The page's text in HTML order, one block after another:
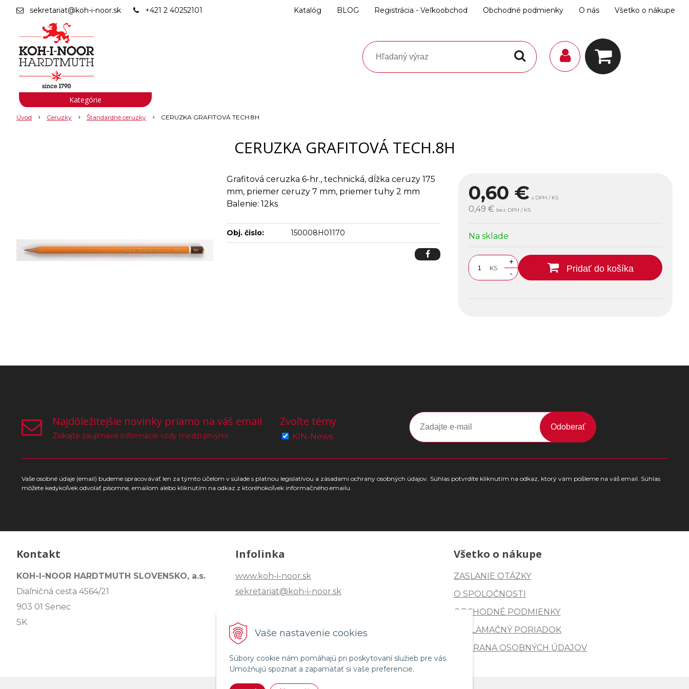
Vaše nastavenie cookies
Súbory cookie nám pomáhajú pri poskytovaní služieb pre vás.
Umožňujú spoznať a zapamätať si vaše preferencie.
sekretariat@koh-i-noor.sk +421 2 40252101 Katalóg BLOG Registrácia - Veľkoobchod Obchodné podmienky O nás Všetko o nákupe
Úvod Ceruzky Štandardné ceruzky CERUZKA GRAFITOVÁ TECH.8H
CERUZKA GRAFITOVÁ TECH.8H
0,60 € s DPH / KS
0,49 € bez DPH / KS
Na sklade
KS
+
-
Pridať do košíka
Grafitová ceruzka 6-hr., technická, dĺžka ceruzy 175
mm, priemer ceruzy 7 mm, priemer tuhy 2 mm
Balenie: 12ks
Obj. čislo: 150008H01170
Kategórie
Najdôležitejšie novinky priamo na váš email
Získajte zaujímavé informácie vždy medzi prvými
Zvoľte témy
KIN-News
Odoberať
Vaše osobné údaje (email) budeme spracovávať len za týmto účelom v súlade s platnou legislatívou a zásadami ochrany osobných údajov. Súhlas potvrdíte kliknutím na odkaz, ktorý vám pošleme na váš email. Súhlas
môžete kedykoľvek odvolať písomne, emailom alebo kliknutím na odkaz z ktoréhokoľvek informačného emailu.
Kontakt
KOH-I-NOOR HARDTMUTH SLOVENSKO, a.s.
Diaľničná cesta 4564/21
903 01 Senec
SK
Infolinka
www.koh-i-noor.sk
sekretariat@koh-i-noor.sk
Tel: +421 2 40252101
Fax: +421 2 44872870
Všetko o nákupe
ZASLANIE OTÁZKY
O SPOLOČNOSTI
OBCHODNÉ PODMIENKY
REKLAMAČNÝ PORIADOK
OCHRANA OSOBNÝCH ÚDAJOV